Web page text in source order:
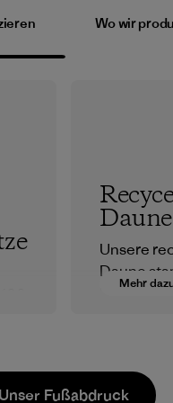
Wo wir
Mehr
Daune
Unsere
Daune
Unser Fußabdruck